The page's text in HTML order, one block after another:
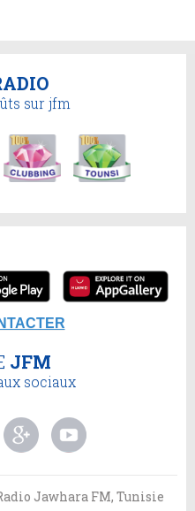
sur jfm
JFM
sociaux
Jawhara FM, Tunisie